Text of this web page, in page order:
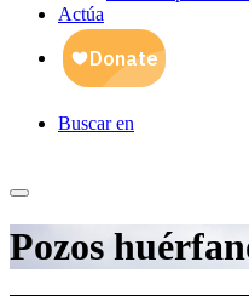
Actúa
Buscar en
Pozos